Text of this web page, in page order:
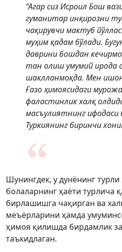
“Агар сиз Исроил Бош
гуманитар инқирозни
чақирувчи мактуб
муҳим қадам бўлади.
даврини бошдан
тан олиш умумий ирода
шаклланмоқда. Мен
Ғазо ҳимоясидаги
фаластинлик халқ
масъулиятнинг ифодаси
Туркиянинг биринчи
Шунингдек, у дунёнинг турли
болаларнинг ҳаёти турлича
бирлашишга чақирган ва
меъёрларини ҳамда
ҳимоя қилишда бирдамлик
таъкидлаган.